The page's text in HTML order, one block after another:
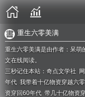
重生六零美满
重生六零美满是由作者：呆萌
文在线阅读。
三秒记住本站：奇点文学社
年代 我带着十亿物资穿越六
资穿回60年代 带几十亿物资